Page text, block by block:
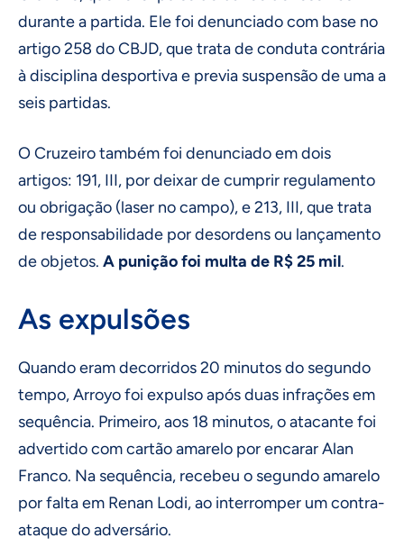
durante a partida. Ele foi denunciado com base no
artigo 258 do CBJD, que trata de conduta contrária
à disciplina desportiva e previa suspensão de uma a
seis partidas.
O Cruzeiro também foi denunciado em dois
artigos: 191, III, por deixar de cumprir regulamento
ou obrigação (laser no campo), e 213, III, que trata
de responsabilidade por desordens ou lançamento
de objetos. A punição foi multa de R$ 25 mil.
As expulsões
Quando eram decorridos 20 minutos do segundo
tempo, Arroyo foi expulso após duas infrações em
sequência. Primeiro, aos 18 minutos, o atacante foi
advertido com cartão amarelo por encarar Alan
Franco. Na sequência, recebeu o segundo amarelo
por falta em Renan Lodi, ao interromper um contra-
ataque do adversário.